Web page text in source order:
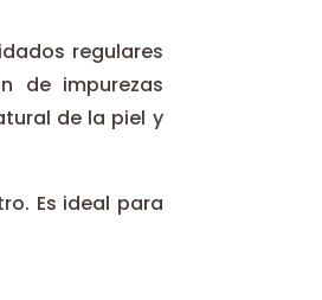
regulares
de impurezas
de la piel y
Es ideal para